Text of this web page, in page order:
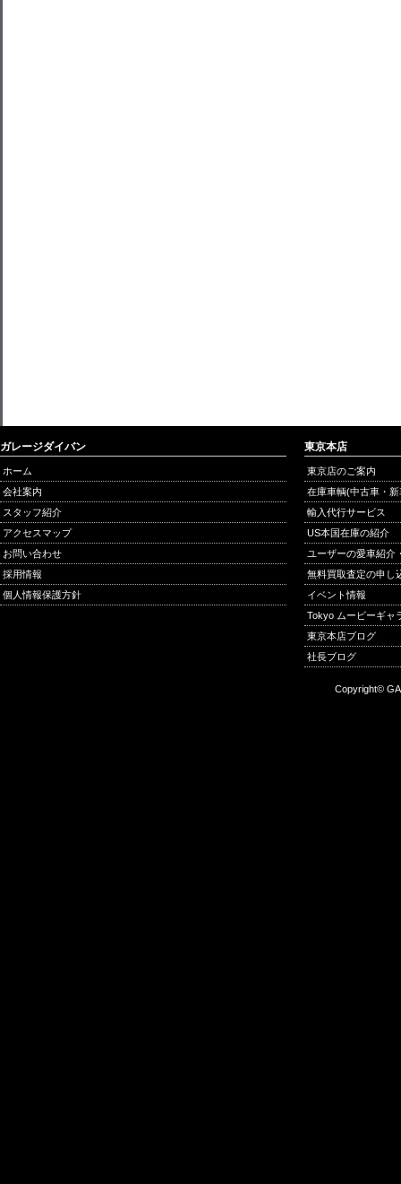
ガレージダイバン
ホーム
会社案内
スタッフ紹介
アクセスマップ
お問い合わせ
採用情報
個人情報保護方針
東京本店
東京店のご案内
在庫車輌(中古車・
輸入代行サービス
US本国在庫の紹介
ユーザーの愛車紹介
無料買取査定の申し
イベント情報
Tokyo ムービーギャ
東京本店ブログ
社長ブログ
Copyright©